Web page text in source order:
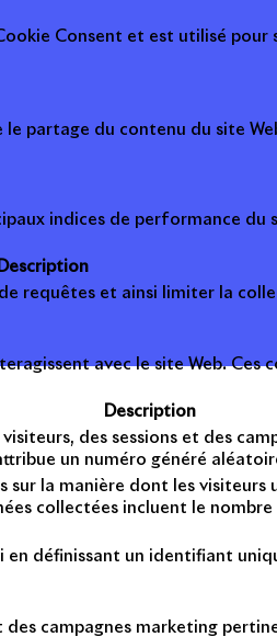
Consent et est utilisé
partage du contenu du site
indices de performance
Description
requêtes et ainsi limiter la
avec le site Web.
Description
des sessions et des
un numéro généré
la manière dont les
collectées incluent le
définissant un identifiant
campagnes marketing